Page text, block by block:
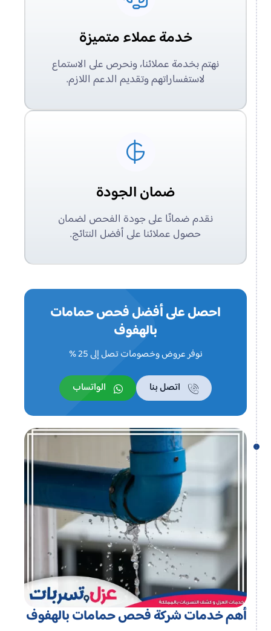
خدمة عملاء متميزة
نهتم بخدمة عملائنا، ونحرص على الاستماع
لاستفساراتهم وتقديم الدعم اللازم.
ضمان الجودة
نقدم ضمانًا على جودة الفحص لضمان
حصول عملائنا على أفضل النتائج.
احصل على أفضل فحص حمامات
بالهفوف
نوفر عروض وخصومات تصل إلى 25 %
اتصل بنا الواتساب
أهم خدمات شركة فحص حمامات بالهفوف